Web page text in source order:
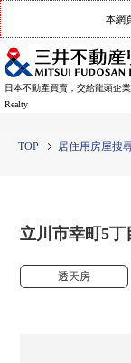
本網
日本不動產買賣，交給龍頭企
Realty
TOP 居住用房屋搜
立川市幸町5
透天房